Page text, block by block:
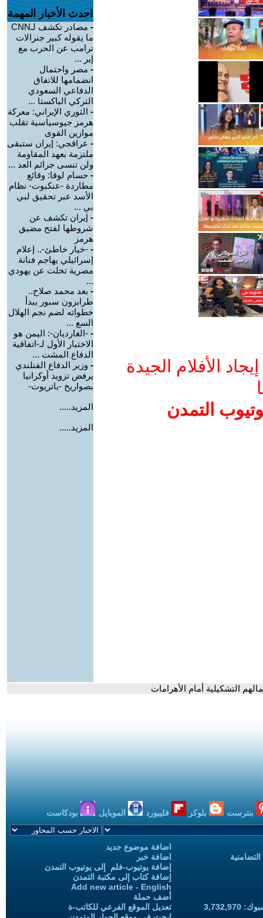
الأفلام الجيدة
التمدن
احدث الأخبار المهمة
-
مصادر تكشف لـCNN
ما يقوله كبير جنرالات
ترامب عن الحرب مع
إير ...
- مصر واحتمال
انضمامها للاتفاق
الدفاعي السعودي
التركي الباكستا ...
- الثوري الإيراني: معركة
هرمز جيوسياسية تقلب
موازين القوى
- عراقجي: إيران ستبقى
ملتزمة بعهد المقاومة
ولن تنسى جرائم العد ...
- حسام لوقا: وقائع
مطاردة -عنكبوت- نظام
الأسد عبر تحقيق لبي
بي ...
- إيران تكشف عن
شروطها لفتح مضيق
هرمز
- -خيار خاطئ-.. إعلام
إسرائيلي يهاجم فنانة
مصرية تخلت عن يهودي
...
- بعد محمد صلاح..
طرابزون سبور يبدأ
خطواته لضم نجم الهلال
السع ...
- -الغارديان-: اليمن هو
الاختبار الأول لـ-اتفاقية
الدفاع المشت ...
- وزير الدفاع الفنلندي
يرفض تزويد أوكرانيا
بصواريخ -باتريوت-
المزيد.....
المزيد.....
التشكيلية أمام الأهرامات
بنترست بلوكر فليبورد الموبايل بودكاست
اضافة موضوع جديد
اضافة خبر
إضافة يوتيوب-فلم إلى يوتيوب التمدن
إضافة كتاب إلى مكتبة التمدن
Add new article - English
أضف حملة
تعديل الموقع الفرعي للكاتب-ة